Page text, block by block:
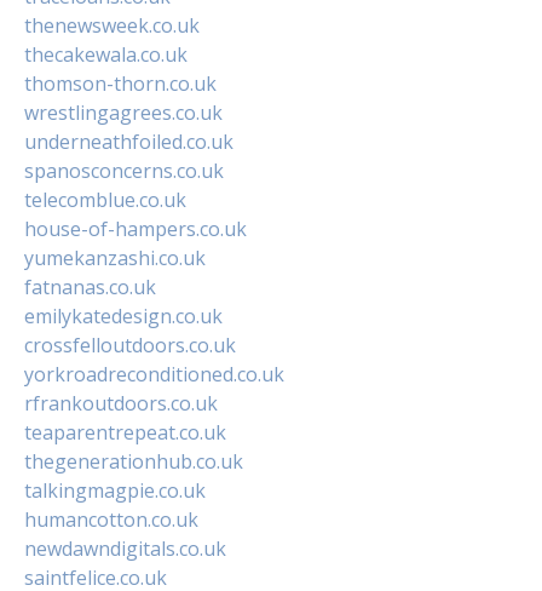
thenewsweek.co.uk
thecakewala.co.uk
thomson-thorn.co.uk
wrestlingagrees.co.uk
underneathfoiled.co.uk
spanosconcerns.co.uk
telecomblue.co.uk
house-of-hampers.co.uk
yumekanzashi.co.uk
fatnanas.co.uk
emilykatedesign.co.uk
crossfelloutdoors.co.uk
yorkroadreconditioned.co.uk
rfrankoutdoors.co.uk
teaparentrepeat.co.uk
thegenerationhub.co.uk
talkingmagpie.co.uk
humancotton.co.uk
newdawndigitals.co.uk
saintfelice.co.uk